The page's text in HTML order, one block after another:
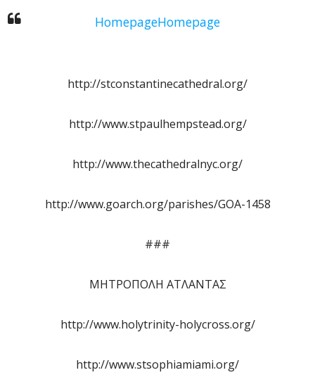
HomepageHomepage
http://stconstantinecathedral.org/
http://www.stpaulhempstead.org/
http://www.thecathedralnyc.org/
http://www.goarch.org/parishes/GOA-1458
###
ΜΗΤΡΟΠΟΛΗ ΑΤΛΑΝΤΑΣ
http://www.holytrinity-holycross.org/
http://www.stsophiamiami.org/